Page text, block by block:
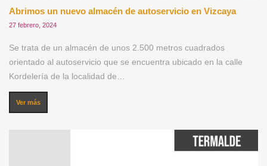
Abrimos un nuevo almacén de autoservicio en Vizcaya
27 febrero, 2024
Se trata de un almacén de unos 2.500 metros cuadrados
orientado al autoservicio que se encuentra ubicado en la calle
Kordelería de la localidad de…
Ver más